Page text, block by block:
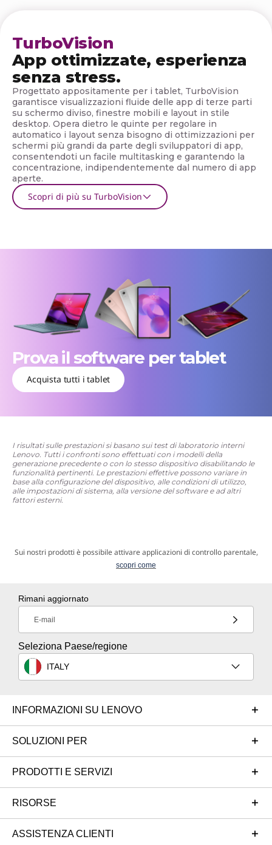
TurboVision
App ottimizzate, esperienza
senza stress.
Progettato appositamente per i tablet, TurboVision
garantisce visualizzazioni fluide delle app di terze parti
su schermo diviso, finestre mobili e layout in stile
desktop. Opera dietro le quinte per regolare in
automatico i layout senza bisogno di ottimizzazioni per
schermi più grandi da parte degli sviluppatori di app,
consentendoti un facile multitasking e garantendo la
concentrazione, indipendentemente dal numero di app
aperte.
Scopri di più su TurboVision
Prova il software per tablet
Acquista tutti i tablet
I risultati sulle prestazioni si basano sui test di laboratorio interni
Lenovo. Tutti i confronti sono effettuati con i modelli della
generazione precedente o con lo stesso dispositivo disabilitando le
funzionalità pertinenti. Le prestazioni effettive possono variare in
base alla configurazione del dispositivo, alle condizioni di utilizzo,
alle impostazioni di sistema, alla versione del software e ad altri
fattori esterni.
Sui nostri prodotti è possibile attivare applicazioni di controllo parentale,
scopri come
Rimani aggiornato
E-mail
Seleziona Paese/regione
ITALY
INFORMAZIONI SU LENOVO
SOLUZIONI PER
PRODOTTI E SERVIZI
RISORSE
ASSISTENZA CLIENTI